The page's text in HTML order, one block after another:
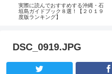
実際に読んでおすすめする沖縄・石
垣島ガイドブック８選！【２０１９
度版ランキング】
DSC_0919.JPG